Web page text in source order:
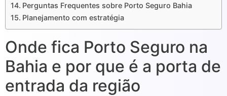
Perguntas Frequentes sobre Porto Seguro Bahia
Planejamento com estratégia
Onde fica Porto Seguro na
Bahia e por que é a porta de
entrada da região